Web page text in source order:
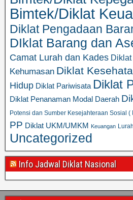
Bimtek/Diklat
Diklat Pengadaan
DIklat Barang dan
Camat Lurah dan Kades
Kehumasan Diklat
Hidup Diklat Pariwisata Diklat
Diklat Penanaman Modal Daerah
Potensi dan Sumber Kesejahteraan Sosial (
PP Diklat UKM/UMKM Keuangan
Uncategorized
Info Jadwal Diklat Nasional